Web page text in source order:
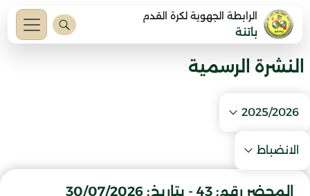
الرابطة الجهوية لكرة القدم
باتنة
النشرة الرسمية
2025/2026
الانضباط
المحضر رقم: 43 - بتاريخ: 30/07/2026